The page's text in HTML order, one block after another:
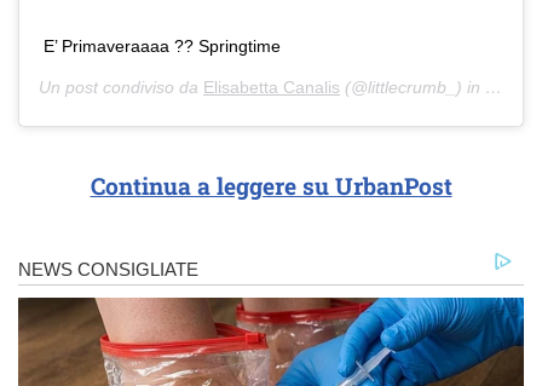
E’ Primaveraaaa ?? Springtime
Un post condiviso da Elisabetta Canalis (@littlecrumb_) in data:
Continua a leggere su UrbanPost